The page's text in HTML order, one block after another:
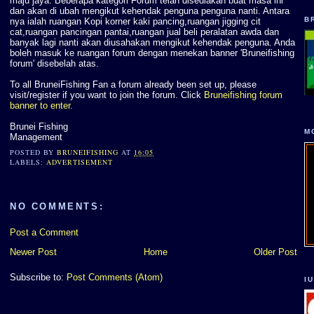
dan akan di ubah mengikut kehendak penguna penguna nanti. Antara
nya ialah ruangan Kopi korner kaki pancing,ruangan jigging cit
cat,ruangan pancingan pantai,ruangan jual beli peralatan awda dan
banyak lagi nanti akan diusahakan mengikut kehendak penguna. Anda
boleh masuk ke ruangan forum dengan menekan banner 'Bruneifishing
forum' disebelah atas.
To all BruneiFishing Fan a forum already been set up, please
visit/register if you want to join the forum. Click Bruneifishing forum
banner to enter.
Brunei Fishing
Management
POSTED BYBRUNEIFISHING AT 16:05
LABELS:ADVERTISEMENT
NO COMMENTS:
Post a Comment
Newer Post
Older Post
Home
Subscribe to: Post Comments (Atom)